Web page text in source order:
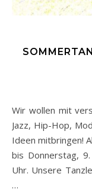
Wir wollen mit verschiedenen Tanzstilen experimentieren:
Jazz, Hip-Hop,
Ideen mitbringen!
bis Donnerstag,
Uhr. Unsere
…